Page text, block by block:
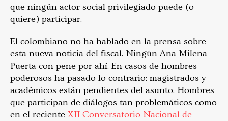
que ningún actor social privilegiado puede (o
quiere) participar.
El colombiano no ha hablado en la prensa sobre
esta nueva noticia del fiscal. Ningún Ana Milena
Puerta con pene por ahí. En casos de hombres
poderosos ha pasado lo contrario: magistrados y
académicos están pendientes del asunto. Hombres
que participan de diálogos tan problemáticos como
en el reciente XII Conversatorio Nacional de